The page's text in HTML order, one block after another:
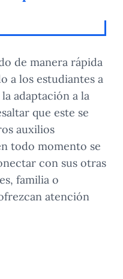
de manera rápida
a los estudiantes a
adaptación a la
que este se
auxilios
todo momento se
con sus otras
familia o
atención